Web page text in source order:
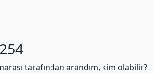
tarafından arandım, kim olabilir?